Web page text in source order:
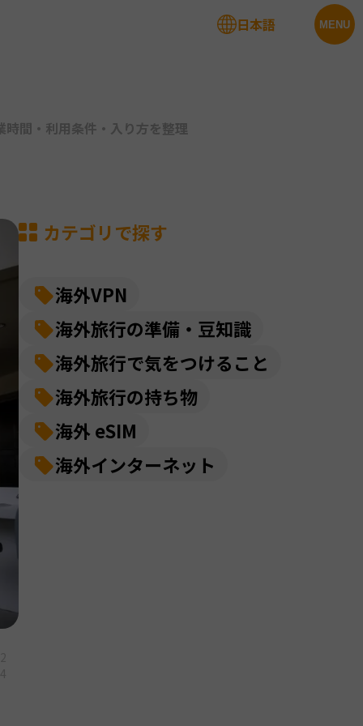
MENU
日本語
間・利用条件・入り方を整理
カテゴリで探す
海外VPN
海外旅行の準備・豆知識
海外旅行で気をつけること
海外旅行の持ち物
海外 eSIM
海外インターネット